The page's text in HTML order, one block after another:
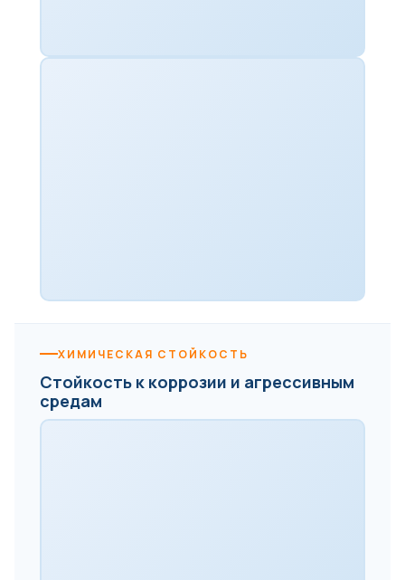
ХИМИЧЕСКАЯ СТОЙКОСТЬ
Стойкость к коррозии и агрессивным
средам